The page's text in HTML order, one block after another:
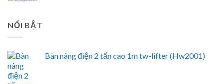
NỔI BẬT
Bàn nâng điện 2 tấn cao 1m tw-lifter (Hw2001)